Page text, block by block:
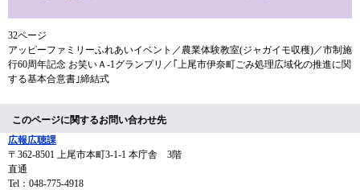
32ページ
アッピーファミリーふれあいイベント／農業体験教室(ジャガイモ収穫)／市制施
行60周年記念 お笑いＡ-1グランプリ／｢上尾市伊奈町ごみ処理広域化の推進に関
する基本合意書｣締結式
このページに関するお問い合わせ先
広報広聴課
〒362-8501 上尾市本町3-1-1 本庁舎 3階
直通
Tel：048-775-4918